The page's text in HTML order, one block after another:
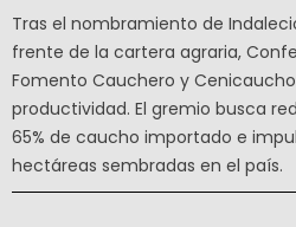
Tras el nombramiento de
frente de la cartera agraria,
Fomento Cauchero y
productividad. El gremio busca
65% de caucho importado e
hectáreas sembradas en el país.